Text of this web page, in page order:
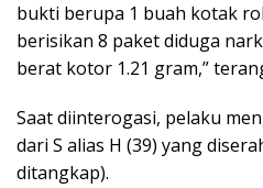
bukti berupa 1 buah kotak
berisikan 8 paket diduga
berat kotor 1.21 gram,”
Saat diinterogasi, pelaku
dari S alias H (39) yang
ditangkap).